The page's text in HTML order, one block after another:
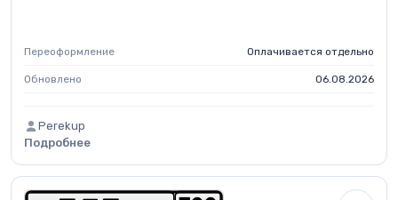
Переоформление Оплачивается отдельно
Обновлено 06.08.2026
Perekup
Подробнее